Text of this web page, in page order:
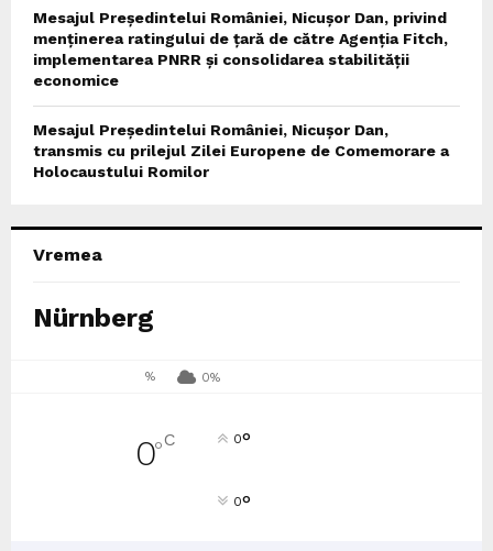
Mesajul Președintelui României, Nicușor Dan, privind
menținerea ratingului de țară de către Agenția Fitch,
implementarea PNRR și consolidarea stabilității
economice
Mesajul Președintelui României, Nicușor Dan,
transmis cu prilejul Zilei Europene de Comemorare a
Holocaustului Romilor
Vremea
Nürnberg
% 0%
0°C 0°
0°